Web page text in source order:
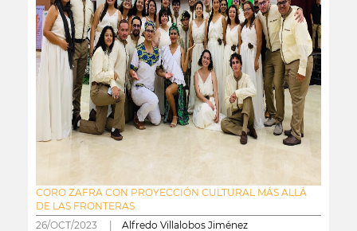
CORO ZAFRA CON PROYECCIÓN CULTURAL MÁS ALLÁ
DE LAS FRONTERAS
26/OCT/2023 | Alfredo Villalobos Jiménez